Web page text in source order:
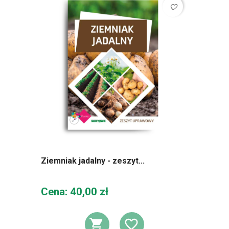
favorite_border
Ziemniak jadalny - zeszyt...
Cena
Cena: 40,00 zł